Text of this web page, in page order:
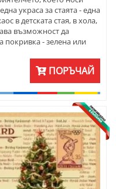
украса за стаята - една
в детската стая, в хола,
възможност да
покривка - зелена или
или стъклен плот.
ПОРЪЧАЙ